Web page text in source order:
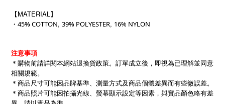
【MATERIAL】
・ 45% COTTON, 39% POLYESTER, 16% NYLON
注意事項
＊購物前請詳閱本網站退換貨政策。訂單成立後，即視為已理解並同意
相關規範。
＊商品尺寸可能因品牌基準、測量方式及商品個體差異而有些微誤差。
＊商品照片可能因拍攝光線、螢幕顯示設定等因素，與實品顏色略有差